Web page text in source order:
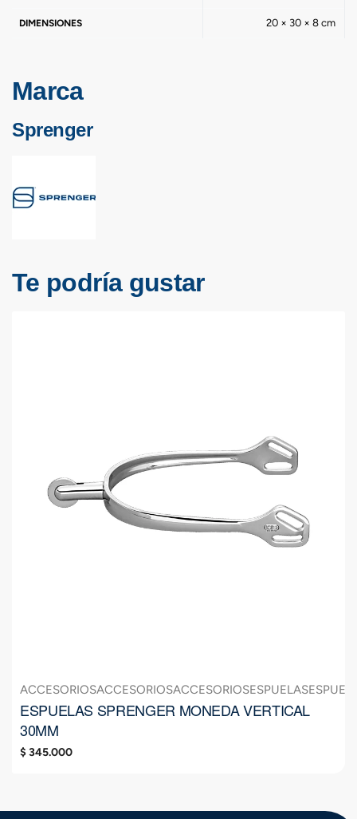
DIMENSIONES 20 × 30 × 8 cm
Marca
Sprenger
Te podría gustar
ACCESORIOSACCESORIOSACCESORIOSESPUELAS
ESPUELAS SPRENGER MONEDA VERTICAL
30MM
$345.000